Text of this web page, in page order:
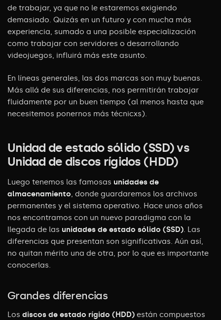
de trabajar, ya que no le estaremos exigiendo
demasiado. Quizás en un futuro y con mucha más
experiencia, sumado a una posible especialización
como trabajar con servidores o desarrollando
videojuegos, influirá más este asunto.
En líneas generales, las dos marcas son muy buenas.
Más allá de sus diferencias, nos permitirán trabajar
fluidamente por un buen tiempo (al menos hasta que
necesitemos ponernos más técnicxs).
Unidad de estado sólido (SSD) vs
Unidad de discos rígidos (HDD)
Luego tenemos las famosas unidades de
almacenamiento, donde guardaremos los archivos
permanentes y el sistema operativo. Hace unos años
nos encontramos con un nuevo paradigma con la
llegada de las unidades de estado sólido (SSD). Las
diferencias que presentan son significativas. Aún así,
no quitan mérito una de otra, por lo que es importante
conocerlas.
Grandes diferencias
Los discos de estado rígido (HDD) están compuestos